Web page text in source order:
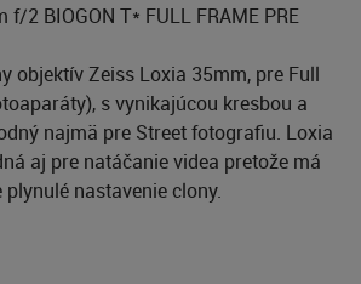
f/2 BIOGON T* FULL FRAME PRE
objektív Zeiss Loxia 35mm, pre Full
s vynikajúcou kresbou a
najmä pre Street fotografiu. Loxia
aj pre natáčanie videa pretože má
nastavenie clony.